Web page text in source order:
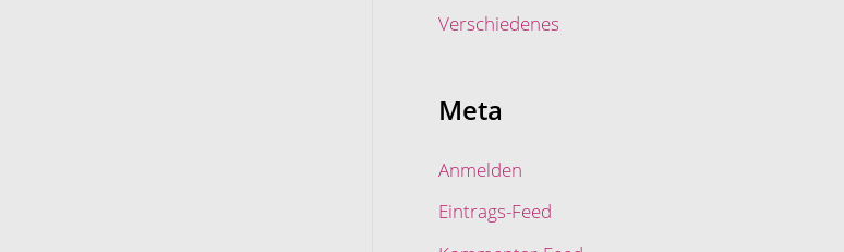
Verschiedenes
Meta
Anmelden
Eintrags-Feed